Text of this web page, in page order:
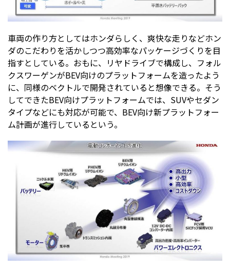
車両の作り方としてはホンダらしく、爽快な走りなどホン
ダのこだわりを活かしつつ高効率なパッケージづくりを目
指すとしている。おもに、リヤドライブで構成し、フォル
クスワーゲンがBEV向けのプラットフォームを造ったよう
に、同様のベクトルで開発されていると想像できる。そう
してできたBEV向けプラットフォームでは、SUVやセダン
タイプなどにも対応が可能で、BEV向け新プラットフォー
ム計画が進行しているという。